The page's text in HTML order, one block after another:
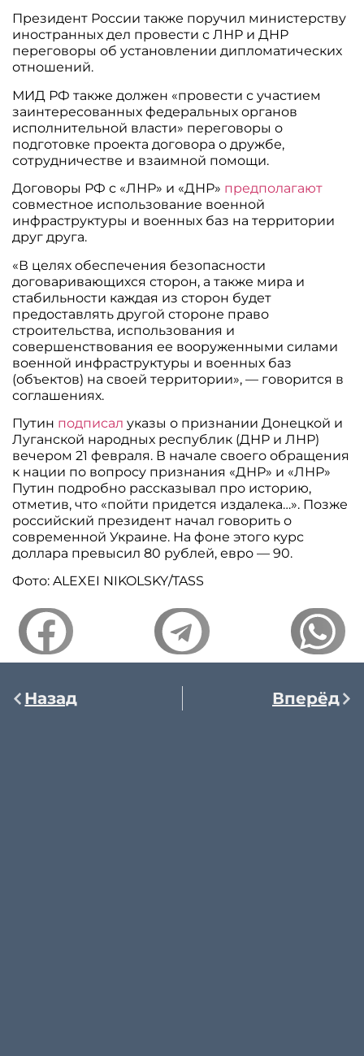
Президент России также поручил министерству
иностранных дел провести с ЛНР и ДНР
переговоры об установлении дипломатических
отношений.
МИД РФ также должен «провести с участием
заинтересованных федеральных органов
исполнительной власти» переговоры о
подготовке проекта договора о дружбе,
сотрудничестве и взаимной помощи.
Договоры РФ с «ЛНР» и «ДНР» предполагают
совместное использование военной
инфраструктуры и военных баз на территории
друг друга.
«В целях обеспечения безопасности
договаривающихся сторон, а также мира и
стабильности каждая из сторон будет
предоставлять другой стороне право
строительства, использования и
совершенствования ее вооруженными силами
военной инфраструктуры и военных баз
(объектов) на своей территории», — говорится в
соглашениях.
Путин подписал указы о признании Донецкой и
Луганской народных республик (ДНР и ЛНР)
вечером 21 февраля. В начале своего обращения
к нации по вопросу признания «ДНР» и «ЛНР»
Путин подробно рассказывал про историю,
отметив, что «пойти придется издалека…». Позже
российский президент начал говорить о
современной Украине. На фоне этого курс
доллара превысил 80 рублей, евро — 90.
Фото: ALEXEI NIKOLSKY/TASS
Назад Вперёд